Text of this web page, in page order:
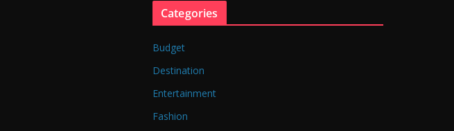
Categories
Budget
Destination
Entertainment
Fashion